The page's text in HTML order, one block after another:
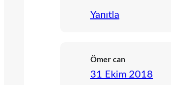
Yanıtla
Ömer can
31 Ekim 2018